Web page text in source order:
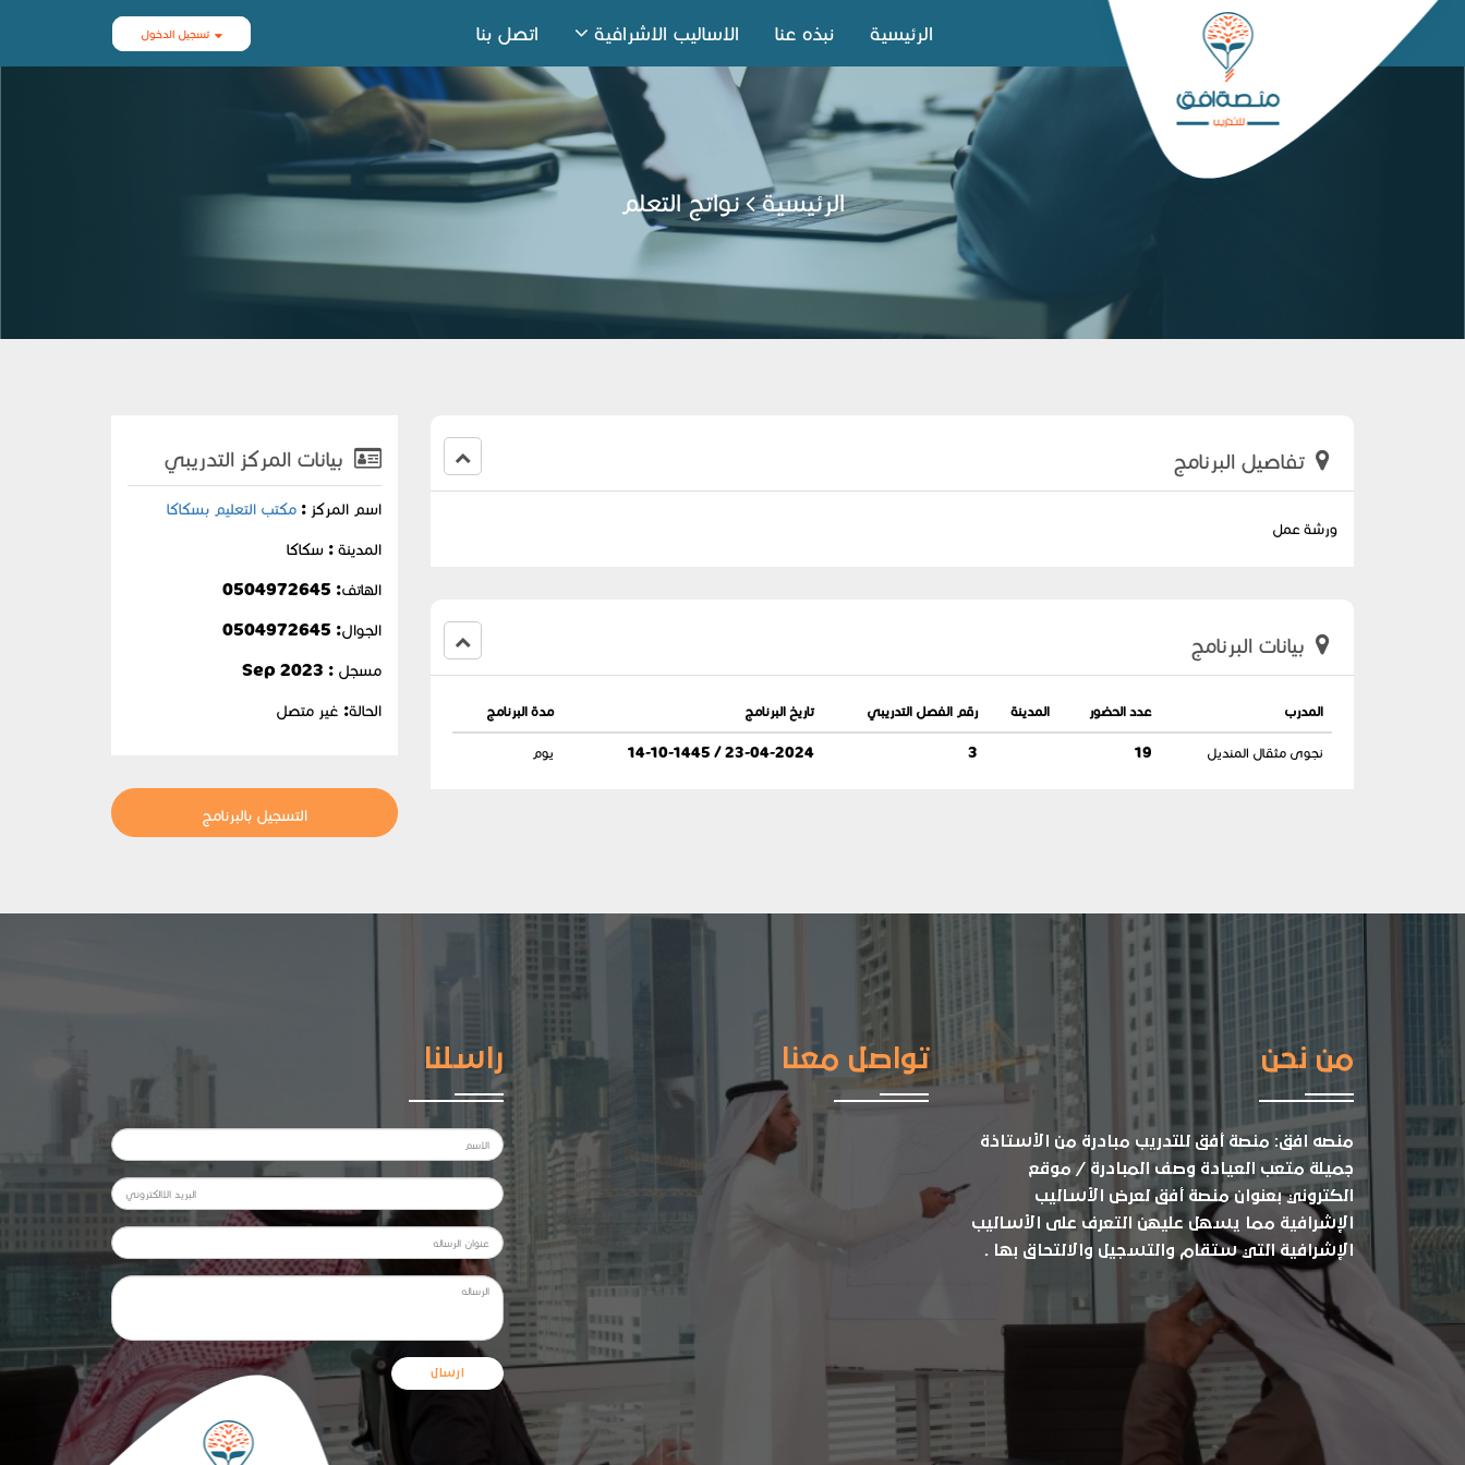
الرئيسية نبذه عنا الاساليب الاشرافية اتصل بنا تسجيل الدخول
الرئيسية نواتج التعلم
تفاصيل البرنامج
ورشة عمل
بيانات البرنامج
المدرب عدد الحضور المدينة رقم الفصل التدريبي تاريخ البرنامج مدة البرنامج
نجوى مثقال المنديل 19
3
23-04-2024 / 14-10-1445 يوم
بيانات المركز التدريبي
اسم المركز :مكتب التعليم بسكاكا
المدينة : سكاكا
الهاتف: 0504972645
الجوال:
مسجل : Sep 2023
الحالة: غير متصل
التسجيل بالبرنامج
من نحن
منصه افق: منصة أفق للتدريب مبادرة من الأستاذة
جميلة متعب العيادة وصف المبادرة / موقع
الكتروني بعنوان منصة أفق لعرض الأساليب
الإشرافية مما يسهل عليهن التعرف على الأساليب
الإشرافية التي ستقام والتسجيل والالتحاق بها .
تواصل معنا راسلنا
ارسال